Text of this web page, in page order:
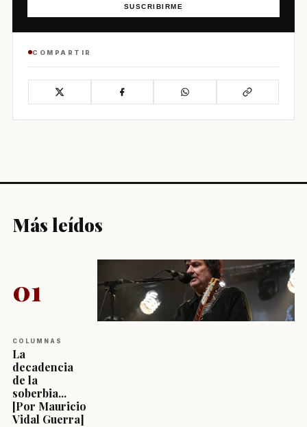
SUSCRIBIRME
COMPARTIR
Más leídos
01
COLUMNAS
La
decadencia
de la
soberbia...
[Por Mauricio
Vidal Guerra]